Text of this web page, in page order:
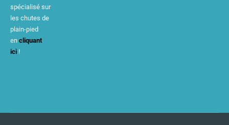
spécialisé sur
les chutes de
plain-pied
en cliquant
ici !